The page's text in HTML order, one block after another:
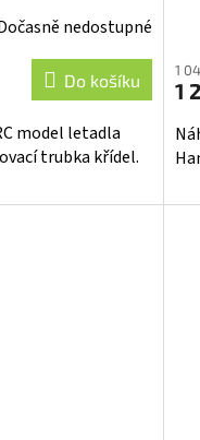
nedostupné
Do košíku
model letadla
trubka křídel.
1
1